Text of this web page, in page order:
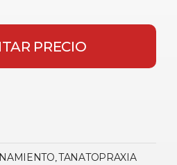
PRECIO
,TANATOPRAXIA